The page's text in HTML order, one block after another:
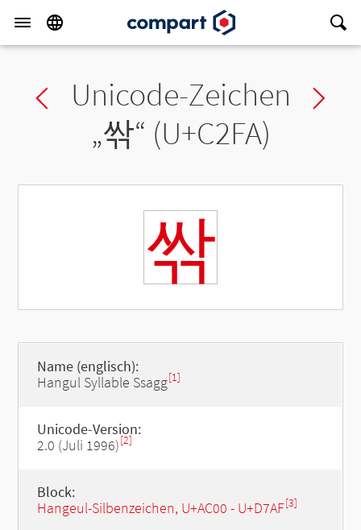
Previous char
Unicode-Zeichen
„싺“ (U+C2FA)
싺
Name (englisch):
Hangul Syllable Ssagg[1]
Unicode-Version:
2.0 (Juli 1996)[2]
Block:
Hangeul-Silbenzeichen, U+AC00 - U+D7AF[3]